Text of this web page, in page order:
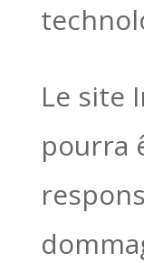
Le site
pourra